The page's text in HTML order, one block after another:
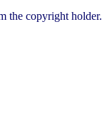
the copyright holder.